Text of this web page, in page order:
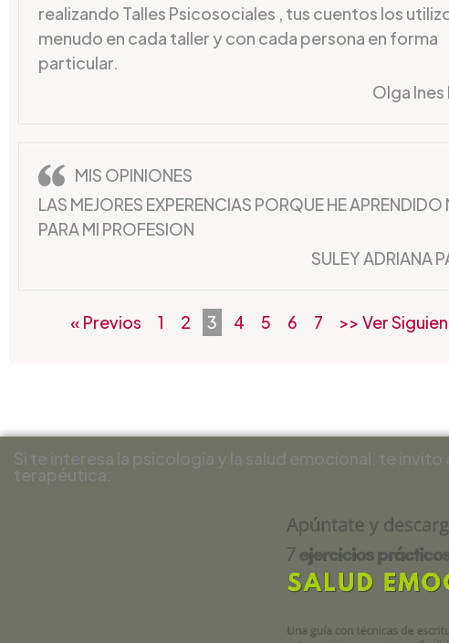
realizando Talles Psicosociales , tus cuentos los
menudo en cada taller y con cada persona en forma
particular.
Olga
MIS OPINIONES
LAS MEJORES EXPERENCIAS PORQUE HE
PARA MI PROFESION
SULEY ADRIANA
« Previos 1 2 3 4 5 6 7 >> Ver
Si te interesa la psicología y la salud emocional, te
terapéutica: